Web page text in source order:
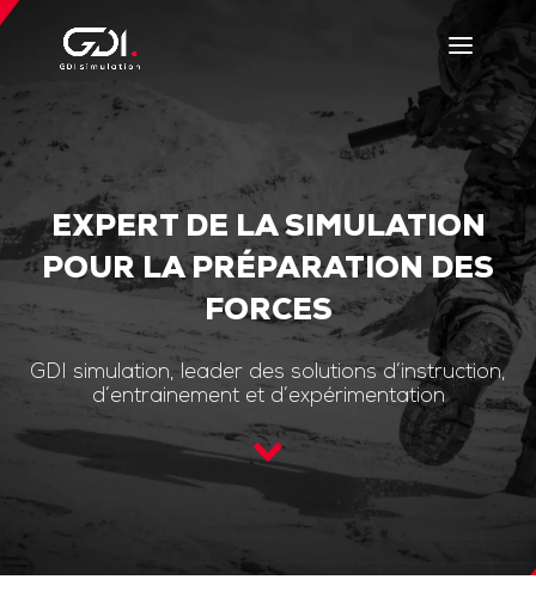
EXPERT DE LA SIMULATION
POUR LA PRÉPARATION DES
FORCES
GDI simulation, leader des solutions d’instruction,
d’entrainement et d’expérimentation